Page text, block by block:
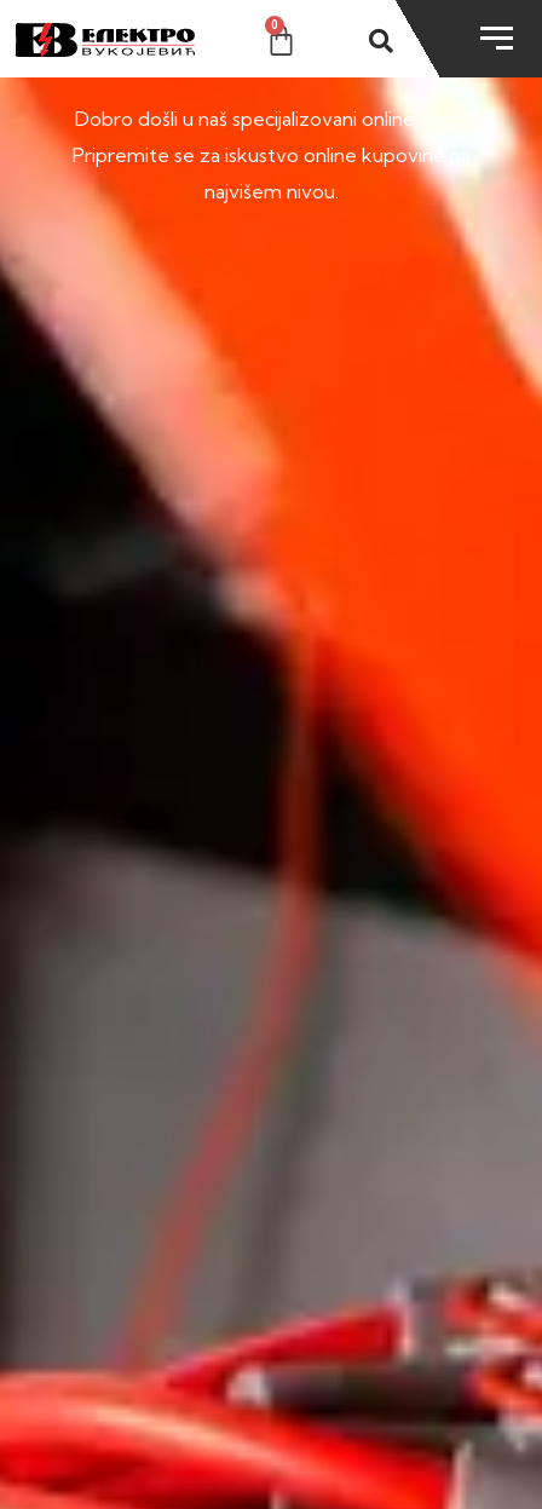
0
SHOP
Dobro došli u naš specijalizovani online shop.
Pripremite se za iskustvo online kupovine na
najvišem nivou.